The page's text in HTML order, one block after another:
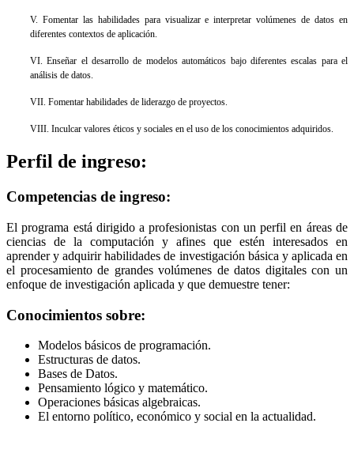
V. Fomentar las habilidades para visualizar e interpretar volúmenes de datos en
diferentes contextos de aplicación.
VI. Enseñar el desarrollo de modelos automáticos bajo diferentes escalas para el
análisis de datos.
VII. Fomentar habilidades de liderazgo de proyectos.
VIII. Inculcar valores éticos y sociales en el uso de los conocimientos adquiridos.
Perfil de ingreso:
Competencias de ingreso:
El programa está dirigido a profesionistas con un perfil en áreas de
ciencias de la computación y afines que estén interesados en
aprender y adquirir habilidades de investigación básica y aplicada en
el procesamiento de grandes volúmenes de datos digitales con un
enfoque de investigación aplicada y que demuestre tener:
Conocimientos sobre:
Modelos básicos de programación.
Estructuras de datos.
Bases de Datos.
Pensamiento lógico y matemático.
Operaciones básicas algebraicas.
El entorno político, económico y social en la actualidad.